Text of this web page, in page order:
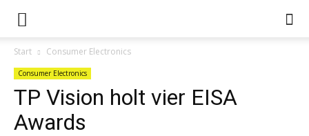
Start Consumer Electronics
Consumer Electronics
TP Vision holt vier EISA
Awards